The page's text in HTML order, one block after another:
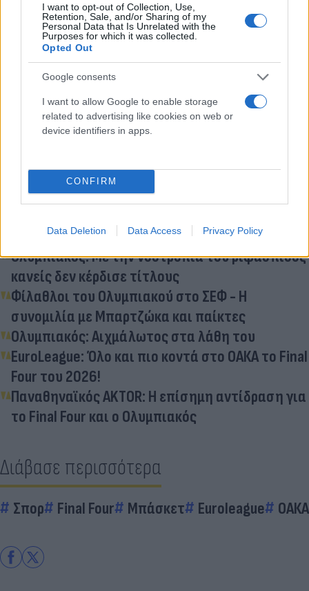
I want to opt-out of Collection, Use,
Retention, Sale, and/or Sharing of my
Personal Data that Is Unrelated with the
Purposes for which it was collected.
Opted Out
Google consents
I want to allow Google to enable storage
related to advertising like cookies on web or
device identifiers in apps.
CONFIRM
Data Deletion Data Access Privacy Policy
Διαβάστε την συνέχεια του άρθρου
Κάνε κλικ και δες περισσότερο
Flash.grστην αναζήτηση της
Διάβασε σχετικά
Ολυμπιακός: Με την νοοτροπία του ριψάσπιδος
κανείς δεν κέρδισε τίτλους
Φίλαθλοι του Ολυμπιακού στο ΣΕΦ - Η
συνομιλία με Μπαρτζώκα και παίκτες
Ολυμπιακός: Αιχμάλωτος στα λάθη του
EuroLeague: Όλο και πιο κοντά στο ΟΑΚΑ το Final
Four του 2026!
Παναθηναϊκός AKTOR: Η επίσημη αντίδραση για
το Final Four και ο Ολυμπιακός
Διάβασε περισσότερα
Σπορ Final Four Μπάσκετ Euroleague ΟΑΚΑ